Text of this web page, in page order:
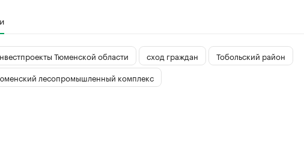
Тюменской области сход граждан
Тобольский район
лесопромышленный комплекс